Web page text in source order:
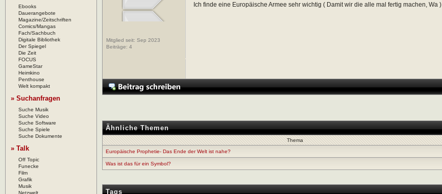
Ebooks
Dauerangebote
Magazine/Zeitschriften
Comics/Mangas
Fach/Sachbuch
Digitale Bibliothek
Der Spiegel
Die Zeit
FOCUS
GameStar
Heimkino
Penthouse
Welt kompakt
» Suchanfragen
Suche Musik
Suche Video
Suche Software
Suche Spiele
Suche Dokumente
» Talk
Off Topic
Funecke
Film
Grafik
Musik
Mitglied seit: Sep 2023
Beiträge: 4
Ich finde eine Europäische Armee sehr wichtig ( Damit wir die alle mal fertig machen, Wa )
Ähnliche Themen
Thema
Europäische Prophetie- Das Ende der Welt ist nahe?
Was ist das für ein Symbol?
Tags